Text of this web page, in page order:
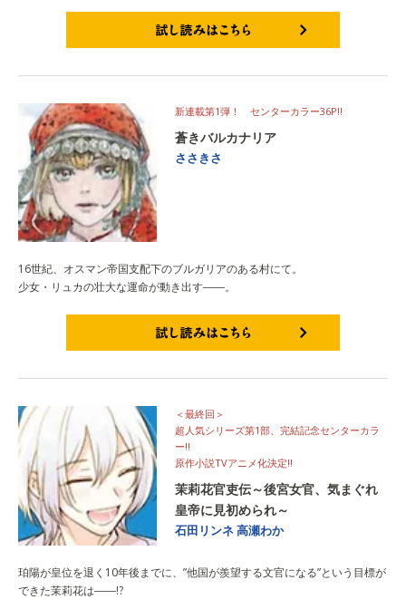
新連載第1弾！ センターカラー36P!!
蒼きバルカナリア
ささきさ
16世紀、オスマン帝国支配下のブルガリアのある村にて。
少女・リュカの壮大な運命が動き出す――。
＜最終回＞
超人気シリーズ第1部、完結記念センターカラ
ー!!
原作小説TVアニメ化決定!!
茉莉花官吏伝～後宮女官、気まぐれ
皇帝に見初められ～
石田リンネ高瀬わか
珀陽が皇位を退く10年後までに、”他国が羨望する文官になる”という目標が
できた茉莉花は――!?